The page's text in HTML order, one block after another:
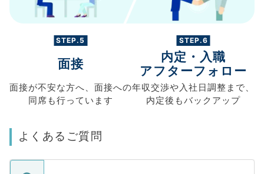
STEP.5
面接
面接が不安な方へ、 面接への
同席も行っています
STEP.6
内定・入職
アフターフォロー
年収交渉や入社日調整まで、
内定後もバックアップ
よくあるご質問